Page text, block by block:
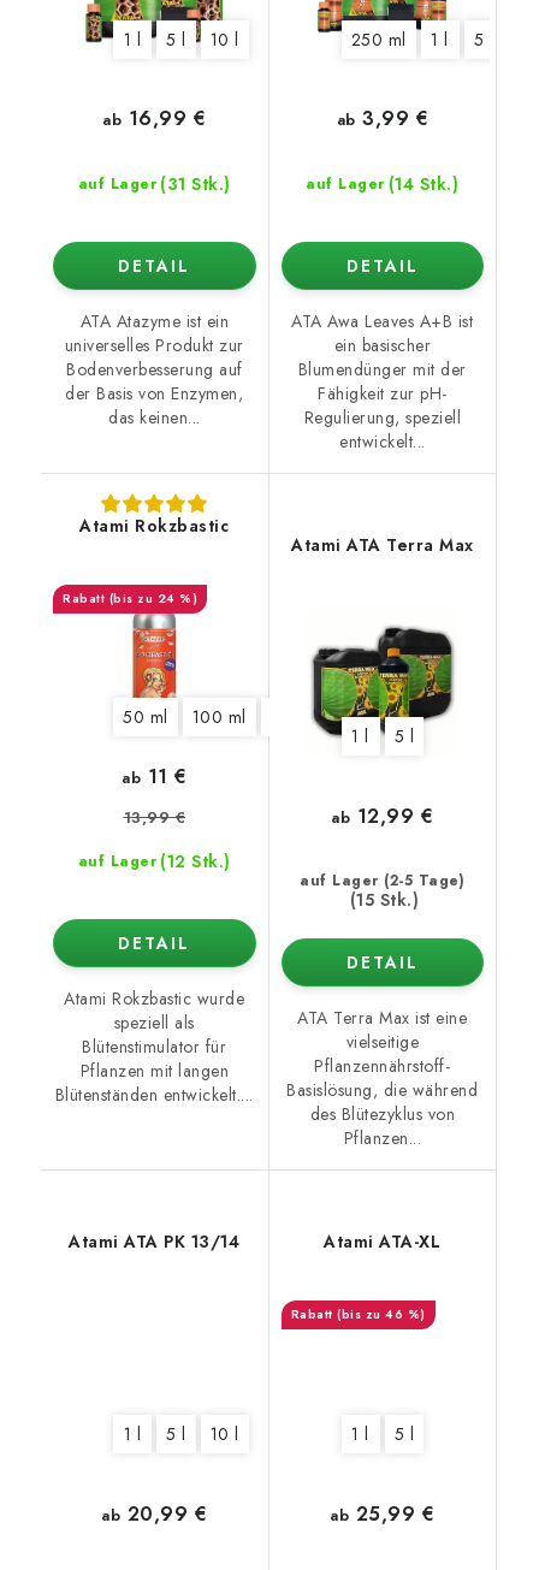
1 l 5 l 10 l
auf Lager (31 Stk.)
ab 16,99 €
DETAIL
ATA Atazyme ist ein
universelles Produkt zur
Bodenverbesserung auf
der Basis von Enzymen,
das keinen...
250 ml 1 l 5 l
auf Lager (14 Stk.)
ab 3,99 €
DETAIL
ATA Awa Leaves A+B ist
ein basischer
Blumendünger mit der
Fähigkeit zur pH-
Regulierung, speziell
entwickelt...
Atami Rokzbastic
(bis zu 24 %)
50 ml 100 ml 325 ml 1250 ml 5,5 l
auf Lager (12 Stk.)
ab 11 €
13,99 €
DETAIL
Atami Rokzbastic wurde
speziell als
Blütenstimulator für
Pflanzen mit langen
Blütenständen entwickelt....
Atami ATA Terra Max
1 l 5 l
auf Lager (2-5 Tage)
(15 Stk.)
ab 12,99 €
DETAIL
ATA Terra Max ist eine
vielseitige
Pflanzennährstoff-
Basislösung, die während
des Blütezyklus von
Pflanzen...
Atami ATA PK 13/14
1 l 5 l 10 l
ab 20,99 €
Atami ATA-XL
(bis zu 46 %)
1 l 5 l
ab 25,99 €